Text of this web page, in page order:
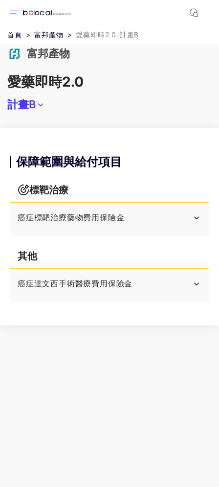
首頁 富邦產物 愛藥即時2.0-計畫B
富邦產物
愛藥即時2.0
計畫B
計畫B+方案二
保障範圍與給付項目
標靶治療
癌症標靶治療藥物費用保險金
其他
癌症達文西手術醫療費用保險金